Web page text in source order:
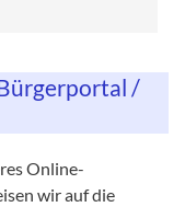
/
Online-
wir auf die